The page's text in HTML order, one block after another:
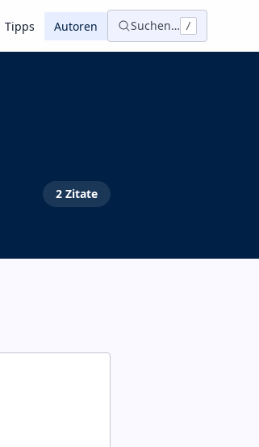
Tipps Autoren Suchen… /
2 Zitate